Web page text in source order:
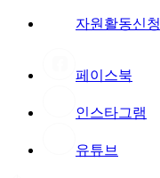
자원활동신청
페이스북
인스타그램
유튜브